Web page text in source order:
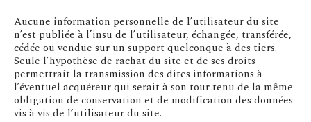
Aucune information personnelle de l’utilisateur du site
n’est publiée à l’insu de l’utilisateur, échangée, transférée,
cédée ou vendue sur un support quelconque à des tiers.
Seule l’hypothèse de rachat du site et de ses droits
permettrait la transmission des dites informations à
l’éventuel acquéreur qui serait à son tour tenu de la même
obligation de conservation et de modification des données
vis à vis de l’utilisateur du site.